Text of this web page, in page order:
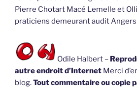
Pierre Chotart Macé Lemelle et
praticiens demeurant audit
Odile Halbert –
autre endroit d’Internet Merci
blog.Tout commentaire ou copie